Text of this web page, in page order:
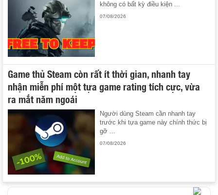
không có bất kỳ điều kiện ...
07/08/2026
Game thủ Steam còn rất ít thời gian, nhanh tay
nhận miễn phí một tựa game rating tích cực, vừa
ra mắt năm ngoái
Người dùng Steam cần nhanh tay
trước khi tựa game này chính thức bị
gỡ ...
07/08/2026